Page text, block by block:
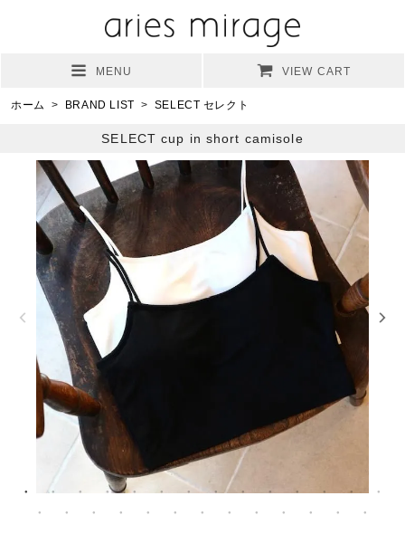
MENU VIEW CART
ホーム > BRAND LIST > SELECT セレクト
SELECT cup in short camisole